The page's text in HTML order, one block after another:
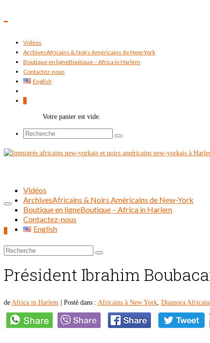
Vidéos
ArchivesAfricains & Noirs Américains de New-York
Boutique en ligneBoutique – Africa in Harlem
Contactez-nous
English
Votre panier est vide.
Rechercher :
Rechercher :
Vidéos
ArchivesAfricains & Noirs Américains de New-York
Boutique en ligneBoutique – Africa in Harlem
Contactez-nous
English
Président Ibrahim
de Africa in Harlem Posté dans : Africains à New York, Diaspora